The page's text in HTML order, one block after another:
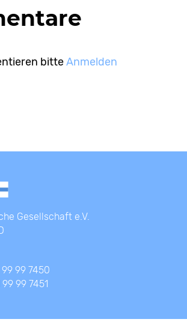
bitteAnmelden
Gesellschaft e.V.
99 7450
99 7451